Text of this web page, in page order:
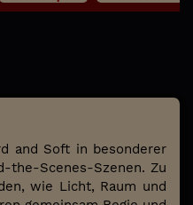
and Soft in besonderer
the-Scenes-Szenen. Zu
wie Licht, Raum und